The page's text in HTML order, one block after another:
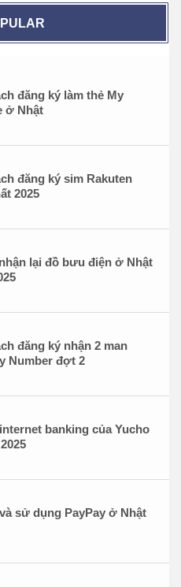
đăng ký làm thẻ My
ở Nhật
đăng ký sim Rakuten
2025
lại đồ bưu điện ở Nhật
đăng ký nhận 2 man
Number đợt 2
banking của Yucho
sử dụng PayPay ở Nhật